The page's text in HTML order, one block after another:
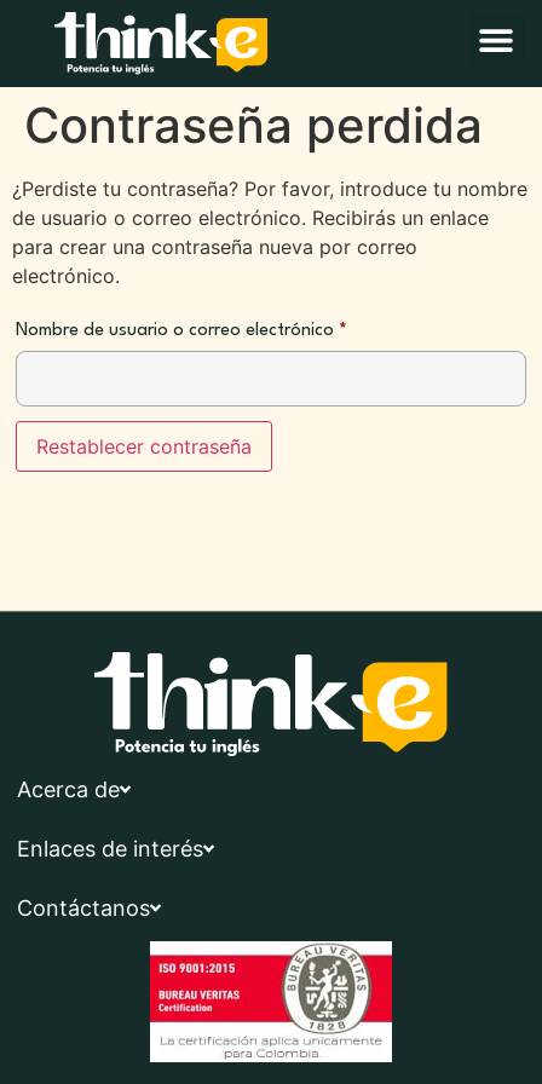
Contraseña perdida
¿Perdiste tu contraseña? Por favor, introduce tu nombre
de usuario o correo electrónico. Recibirás un enlace
para crear una contraseña nueva por correo
electrónico.
Nombre de usuario o correo electrónico *
Restablecer contraseña
Acerca de
Enlaces de interés
Contáctanos